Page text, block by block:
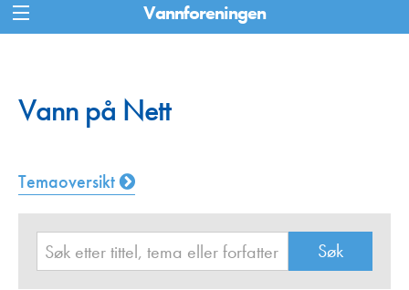
Vannforeningen
Vann på Nett
Temaoversikt